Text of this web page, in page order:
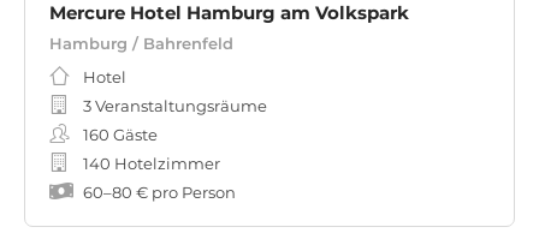
Mercure Hotel Hamburg am Volkspark
Hamburg / Bahrenfeld
Hotel
3 Veranstaltungsräume
160 Gäste
140 Hotelzimmer
60–80 € pro Person